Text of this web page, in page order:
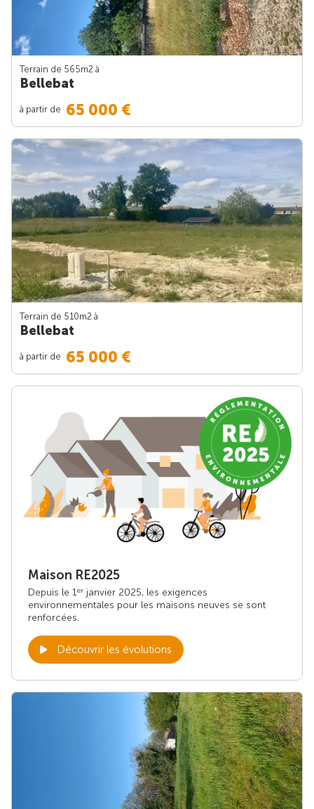
Terrain de 565m2 à
Bellebat
à partir de 65 000 €
Terrain de 510m2 à
Bellebat
à partir de 65 000 €
Maison RE2025
Depuis le 1er janvier 2025, les exigences
environnementales pour les maisons neuves se sont
renforcées.
Découvrir les évolutions